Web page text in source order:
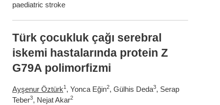
paediatric stroke
Türk çocukluk çağı serebral
iskemi hastalarında protein Z
G79A polimorfizmi
Ayşenur Öztürk1 , Yonca Eğin2, Gülhis Deda3, Serap
Teber3, Nejat Akar2